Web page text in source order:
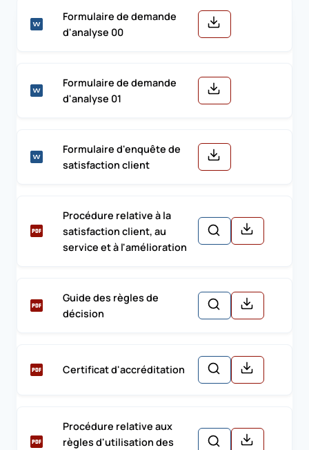
Formulaire de demande
d'analyse 00
Formulaire de demande
d'analyse 01
Formulaire d'enquête de
satisfaction client
Procédure relative à la
satisfaction client, au
service et à l'amélioration
Guide des règles de
décision
Certificat d'accréditation
Procédure relative aux
règles d'utilisation des